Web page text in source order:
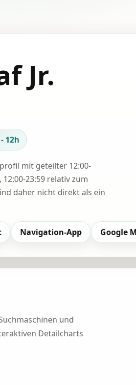
Jr.
12h
mit geteilter 12:00-
23:59 relativ zum
daher nicht direkt als ein
Navigation-App Google
und
Detailcharts